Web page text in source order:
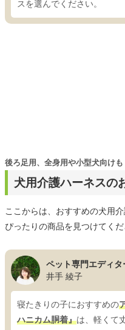
スを選んでください。
犬用介護ハーネスの
後ろ足用、全身用や小型犬向けも
ここからは、おすすめの犬用
ぴったりの商品を見つけてくだ
ペット専門エディ
井手 綾子
寝たきりの子におすすめの
ハニカム胴着』は、軽くて